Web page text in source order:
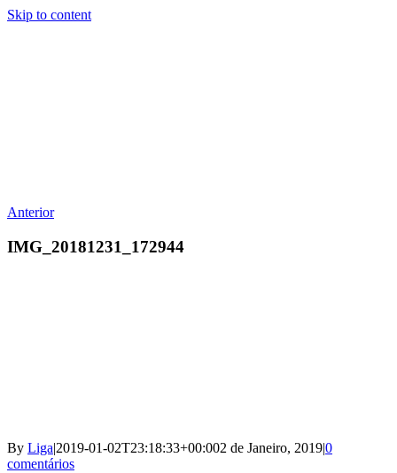
Skip to content
Anterior
IMG_20181231_172944
By Liga|2019-01-02T23:18:33+00:002 de Janeiro, 2019|0
comentários